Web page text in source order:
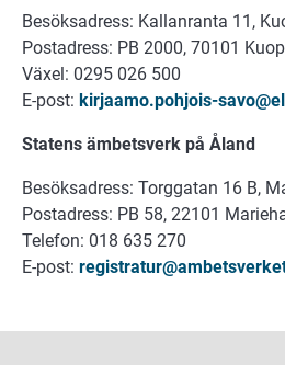
Be­sök­sad­ress: Kal­lan­ran­ta 11,
Pos­tad­ress: PB 2000, 70101
Vä­xel: 0295 026 500
E-post: kir­jaa­mo.poh­jois-
Sta­tens äm­bets­verk på Åland
Be­sök­sad­ress: Torg­ga­tan 16 B,
Pos­tad­ress: PB 58, 22101
Te­le­fon: 018 635 270
E-post: